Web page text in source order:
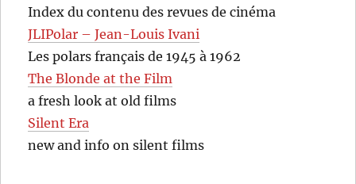
Index du contenu des revues de cinéma
JLIPolar – Jean-Louis Ivani
Les polars français de 1945 à 1962
The Blonde at the Film
a fresh look at old films
Silent Era
new and info on silent films